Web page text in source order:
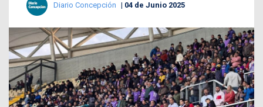
Diario Concepción 04 de Junio 2025